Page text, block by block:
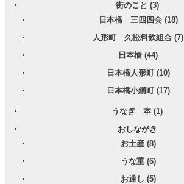
街のこと (3)
日本橋 三四四会 (18)
人形町 久松料飲組合 (7)
日本橋 (44)
日本橋人形町 (10)
日本橋小網町 (17)
うなぎ 本 (1)
おしながき
お土産 (8)
うな重 (6)
お通し (5)